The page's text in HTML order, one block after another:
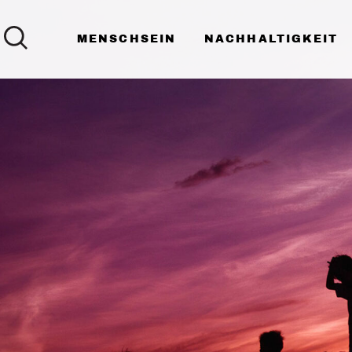
MENSCHSEIN NACHHALTIGKEIT